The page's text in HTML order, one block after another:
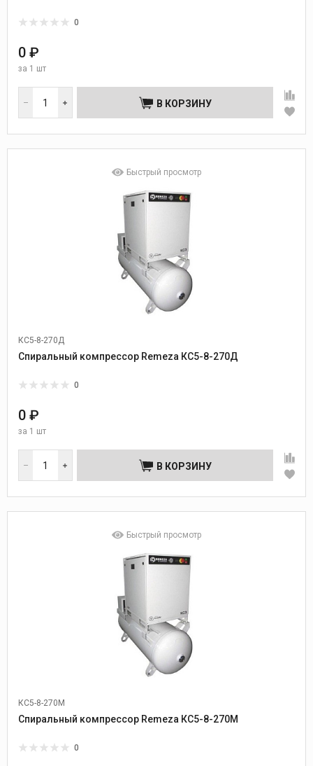
0
0 ₽
за 1 шт
В КОРЗИНУ
Быстрый просмотр
КС5-8-270Д
Спиральный компрессор Remeza КС5-8-270Д
0
0 ₽
за 1 шт
В КОРЗИНУ
Быстрый просмотр
КС5-8-270М
Спиральный компрессор Remeza КС5-8-270М
0